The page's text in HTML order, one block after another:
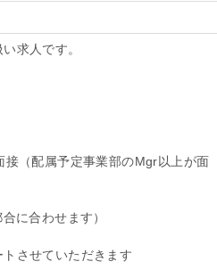
求人です。
（配属予定事業部のMgr以上が面
に合わせます）
させていただきます